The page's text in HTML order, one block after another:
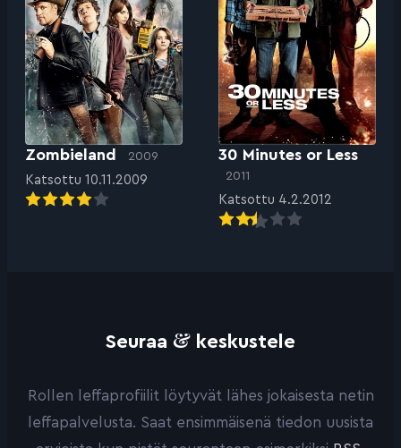
Zombieland 2009
Katsottu 10.11.2009
30 Minutes or Less
2011
Katsottu 4.2.2012
Seuraa & keskustele
Rollen leffaprofiilit löytyvät lähes jokaisesta netin
leffapalvelusta. Saat ensimmäisenä tiedon uusista